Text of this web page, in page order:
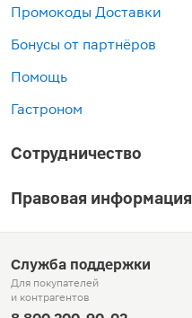
Промокоды Доставки
Бонусы от партнёров
Помощь
Гастроном
Сотрудничество
Правовая информация
Служба поддержки
Для покупателей
и контрагентов